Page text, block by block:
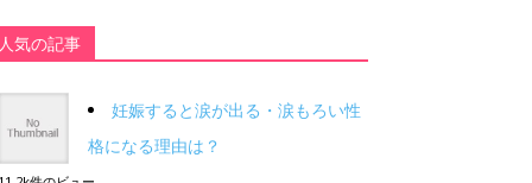
人気の記事
妊娠すると涙が出る・涙もろい性
格になる理由は？